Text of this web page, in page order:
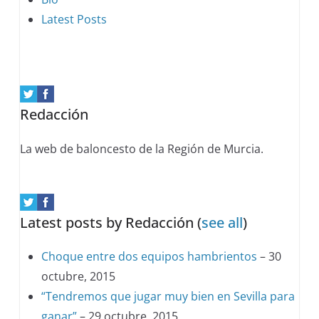
following
content
below.
Latest Posts
Redacción
La web de baloncesto de la Región de Murcia.
Latest posts by Redacción(see all)
Choque entre dos equipos hambrientos – 30
octubre, 2015
“Tendremos que jugar muy bien en Sevilla para